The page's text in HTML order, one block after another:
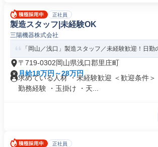
正社員
製造スタッフ|未経験OK
三陽機器株式会社
「岡山／浅口」製造スタッフ／未経験歓迎！日勤
〒719-0302岡山県浅口郡里庄町
月給18万円～28万円
求めている人材 ・未経験歓迎 ＜歓迎条件
勤務経験 ・玉掛け ・天...
正社員